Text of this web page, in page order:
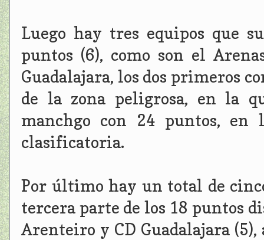
Luego hay tres equipos que
puntos (6), como son el
Guadalajara, los dos primeros
de la zona peligrosa, en la
manchgo con 24 puntos,
clasificatoria.
Por último hay un total de
tercera parte de los 18 puntos
Arenteiro y CD Guadalajara